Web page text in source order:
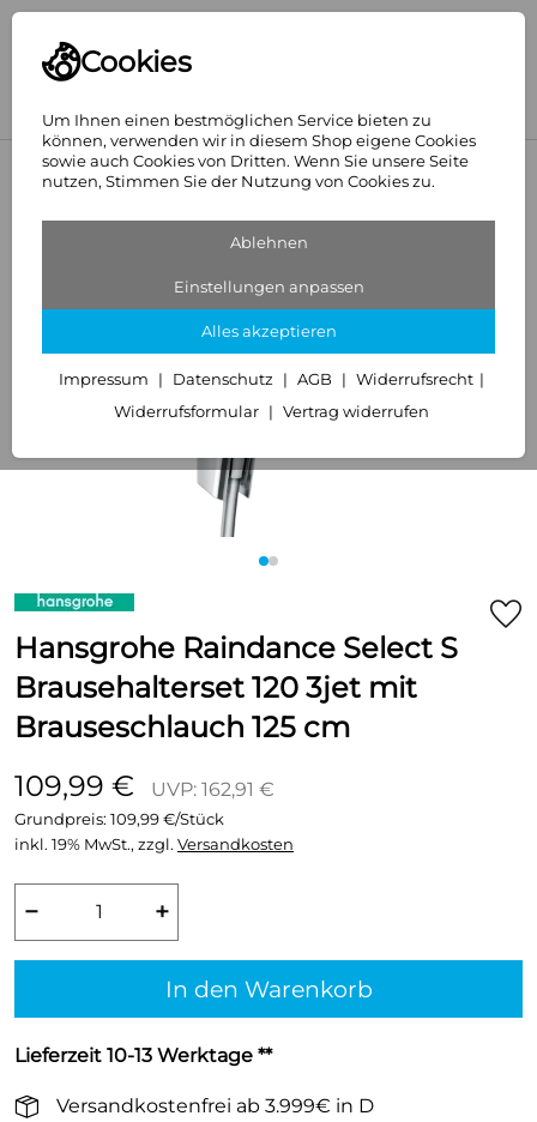
Cookies
Um Ihnen einen bestmöglichen Service bieten zu
können, verwenden wir in diesem Shop eigene Cookies
sowie auch Cookies von Dritten. Wenn Sie unsere Seite
nutzen, Stimmen Sie der Nutzung von Cookies zu.
Ablehnen
Einstellungen anpassen
Alles akzeptieren
Impressum Datenschutz AGB
Widerrufsrecht
Widerrufsformular
Vertrag widerrufen
Hansgrohe
Hansgrohe Raindance Select S
Brausehalterset 120 3jet mit
Brauseschlauch 125 cm
109,99 €
UVP: 162,91 €
Grundpreis: 109,99 €/Stück
inkl. 19% MwSt., zzgl. Versandkosten
− +
In den Warenkorb
Lieferzeit 10-13 Werktage **
Versandkostenfrei ab 3.999€ in D